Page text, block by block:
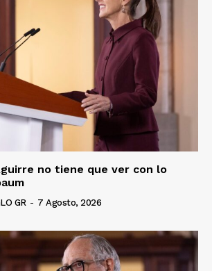
no tiene que ver con lo
GR - 7 Agosto, 2026